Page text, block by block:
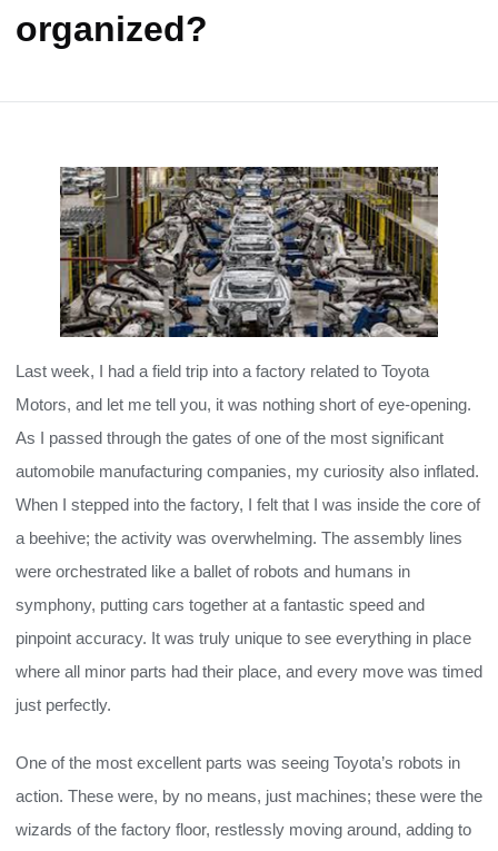
organized?
Last week, I had a field trip into a factory related to Toyota
Motors, and let me tell you, it was nothing short of eye-opening.
As I passed through the gates of one of the most significant
automobile manufacturing companies, my curiosity also inflated.
When I stepped into the factory, I felt that I was inside the core of
a beehive; the activity was overwhelming. The assembly lines
were orchestrated like a ballet of robots and humans in
symphony, putting cars together at a fantastic speed and
pinpoint accuracy. It was truly unique to see everything in place
where all minor parts had their place, and every move was timed
just perfectly.
One of the most excellent parts was seeing Toyota’s robots in
action. These were, by no means, just machines; these were the
wizards of the factory floor, restlessly moving around, adding to